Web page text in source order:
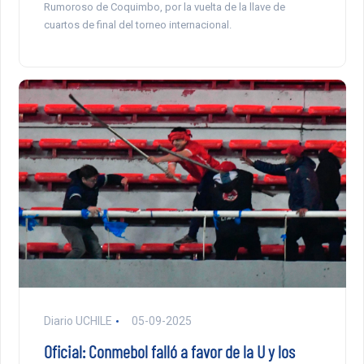
Rumoroso de Coquimbo, por la vuelta de la llave de
cuartos de final del torneo internacional.
Diario UCHILE 05-09-2025
Oficial: Conmebol falló a favor de la U y los